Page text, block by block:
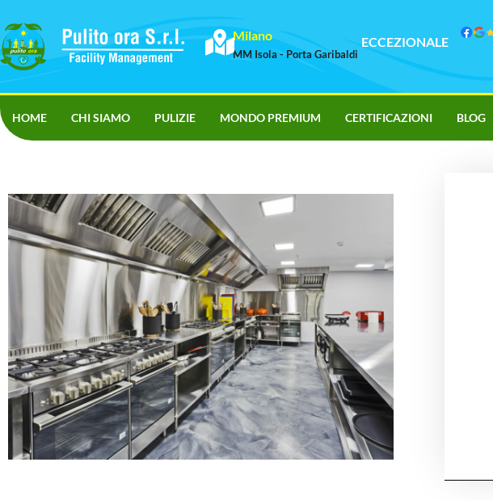
Milano
MM Isola - Porta Garibaldi
ECCEZIONALE
HOME CHI SIAMO PULIZIE MONDO PREMIUM CERTIFICAZIONI BLOG